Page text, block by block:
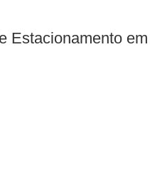
Estacionamento em